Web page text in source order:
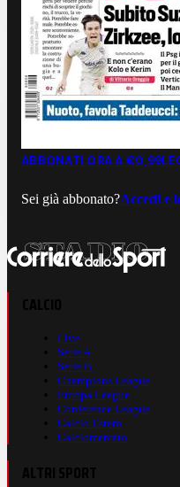
ABBONATI ORA A €0,99
Sei già abbonato?Accedi e
Live
Serie A
Serie B
Champions League
Europa League
Conference League
Calcio Estero
Calciomercato